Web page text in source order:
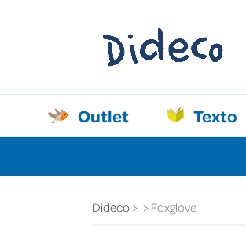
Outlet Texto
Dideco Foxglove